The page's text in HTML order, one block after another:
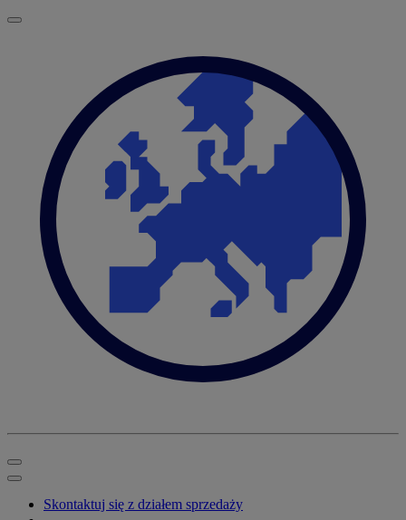
Skontaktuj się z działem sprzedaży